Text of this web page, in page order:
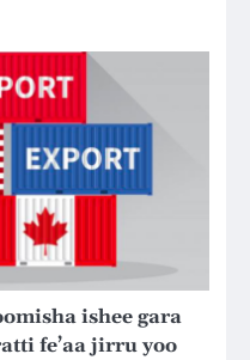
ishee gara
fe’aa jirru yoo